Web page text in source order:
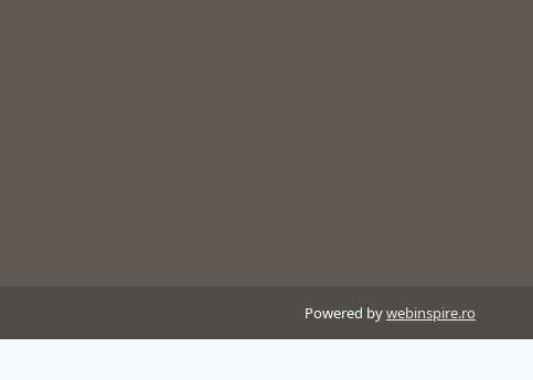
Powered bywebinspire.ro